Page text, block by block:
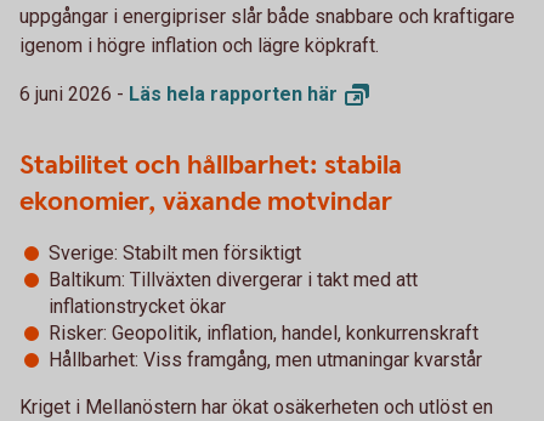
uppgångar i energipriser slår både snabbare och kraftigare
igenom i högre inflation och lägre köpkraft.
6 juni 2026 - Läs hela rapporten här
Stabilitet och hållbarhet: stabila
ekonomier, växande motvindar
Sverige: Stabilt men försiktigt
Baltikum: Tillväxten divergerar i takt med att
inflationstrycket ökar
Risker: Geopolitik, inflation, handel, konkurrenskraft
Hållbarhet: Viss framgång, men utmaningar kvarstår
Kriget i Mellanöstern har ökat osäkerheten och utlöst en